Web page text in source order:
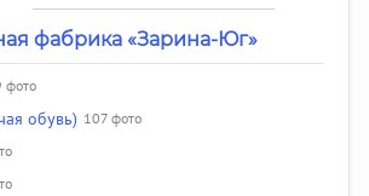
фабрика «Зарина-Юг»
фото
обувь) 107 фото